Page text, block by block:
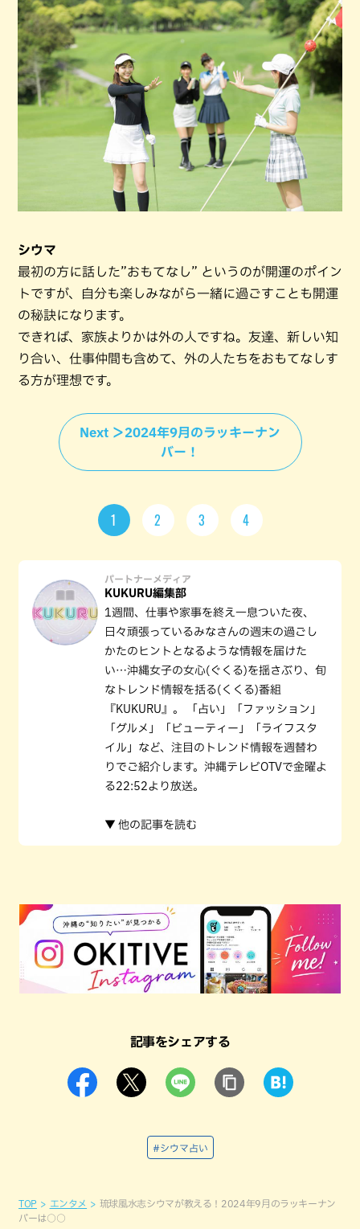
シウマ
最初の方に話した”おもてなし” というのが開運のポイン
トですが、自分も楽しみながら一緒に過ごすことも開運
の秘訣になります。
できれば、家族よりかは外の人ですね。友達、新しい知
り合い、仕事仲間も含めて、外の人たちをおもてなしす
る方が理想です。
Next ＞2024年9月のラッキーナン
バー！
1 2 3 4
パートナーメディア
KUKURU編集部
1週間、仕事や家事を終え一息ついた夜、
日々頑張っているみなさんの週末の過ごし
かたのヒントとなるような情報を届けた
い…沖縄女子の女心(ぐくる)を揺さぶり、旬
なトレンド情報を括る(くくる)番組
『KUKURU』。 「占い」「ファッション」
「グルメ」「ビューティー」「ライフスタ
イル」など、注目のトレンド情報を週替わ
りでご紹介します。沖縄テレビOTVで金曜よ
る22:52より放送。
▼ 他の記事を読む
記事をシェアする
#シウマ占い
TOP エンタメ
琉球風水志シウマが教える！2024年9月のラッキーナン
バーは○○